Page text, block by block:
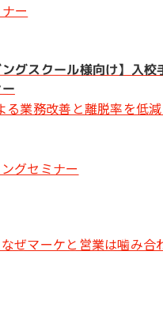
ングスクール様向け】入校
る業務改善と離脱率を低
グセミナー